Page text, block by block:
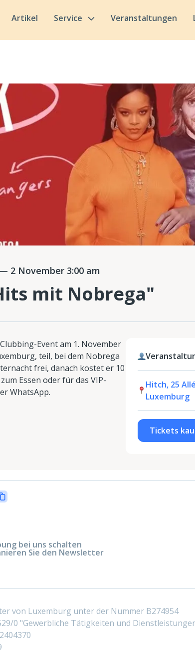
Artikel Service Veranstaltungen
2 November 3:00 am
mit Nobrega"
Event am 1. November
teil, bei dem Nobrega
frei, danach kostet er 10
Essen oder für das VIP-
WhatsApp.
Hitch, 25
Luxemburg
Tickets
bei uns schalten
Sie den Newsletter
von Luxemburg unter der Nummer B274954
0 "Gewerbliche Tätigkeiten und